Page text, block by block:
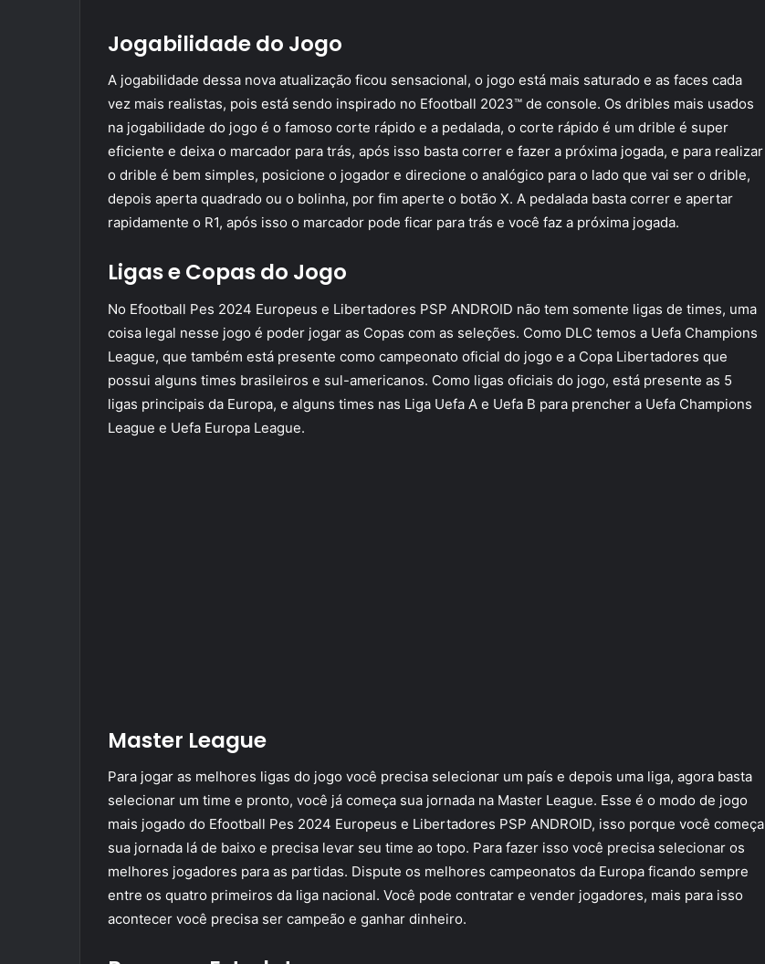
Jogabilidade do Jogo
A jogabilidade dessa nova atualização ficou sensacional, o jogo está mais saturado e as faces cada
vez mais realistas, pois está sendo inspirado no Efootball 2023™ de console. Os dribles mais usados
na jogabilidade do jogo é o famoso corte rápido e a pedalada, o corte rápido é um drible é super
eficiente e deixa o marcador para trás, após isso basta correr e fazer a próxima jogada, e para realizar
o drible é bem simples, posicione o jogador e direcione o analógico para o lado que vai ser o drible,
depois aperta quadrado ou o bolinha, por fim aperte o botão X. A pedalada basta correr e apertar
rapidamente o R1, após isso o marcador pode ficar para trás e você faz a próxima jogada.
Ligas e Copas do Jogo
No Efootball Pes 2024 Europeus e Libertadores PSP ANDROID não tem somente ligas de times, uma
coisa legal nesse jogo é poder jogar as Copas com as seleções. Como DLC temos a Uefa Champions
League, que também está presente como campeonato oficial do jogo e a Copa Libertadores que
possui alguns times brasileiros e sul-americanos. Como ligas oficiais do jogo, está presente as 5
ligas principais da Europa, e alguns times nas Liga Uefa A e Uefa B para prencher a Uefa Champions
League e Uefa Europa League.
Master League
Para jogar as melhores ligas do jogo você precisa selecionar um país e depois uma liga, agora basta
selecionar um time e pronto, você já começa sua jornada na Master League. Esse é o modo de jogo
mais jogado do Efootball Pes 2024 Europeus e Libertadores PSP ANDROID, isso porque você começa
sua jornada lá de baixo e precisa levar seu time ao topo. Para fazer isso você precisa selecionar os
melhores jogadores para as partidas. Dispute os melhores campeonatos da Europa ficando sempre
entre os quatro primeiros da liga nacional. Você pode contratar e vender jogadores, mais para isso
acontecer você precisa ser campeão e ganhar dinheiro.